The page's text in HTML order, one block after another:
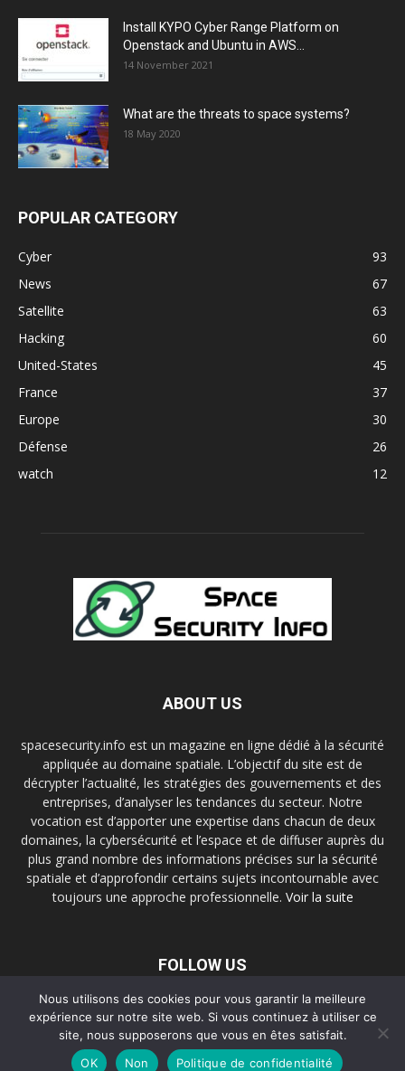
Install KYPO Cyber Range Platform on
Openstack and Ubuntu in AWS...
14 November 2021
What are the threats to space systems?
18 May 2020
POPULAR CATEGORY
Cyber
93
News
67
Satellite
63
Hacking
60
United-States
45
France
37
Europe
30
Défense
26
watch
12
ABOUT US
spacesecurity.info est un magazine en ligne dédié à la sécurité
appliquée au domaine spatiale. L’objectif du site est de
décrypter l’actualité, les stratégies des gouvernements et des
entreprises, d’analyser les tendances du secteur. Notre
vocation est d’apporter une expertise dans chacun de deux
domaines, la cybersécurité et l’espace et de diffuser auprès du
plus grand nombre des informations précises sur la sécurité
spatiale et d’approfondir certains sujets incontournable avec
toujours une approche professionnelle. Voir la suite
FOLLOW US
About Us Contact Us Privacy Policy
© Copyright Space Security Info. Tous droits réservés.
Nous utilisons des cookies pour vous garantir la meilleure
expérience sur notre site web. Si vous continuez à utiliser ce
site, nous supposerons que vous en êtes satisfait.
OK
Non Politique de confidentialité